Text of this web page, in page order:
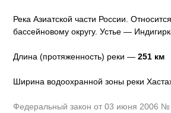
Река Азиатской части России.
бассейновому округу.Устье —
Длина (протяженность) реки —251 км
Ширина водоохранной зоны реки
Федеральный закон от 03 июня 2006